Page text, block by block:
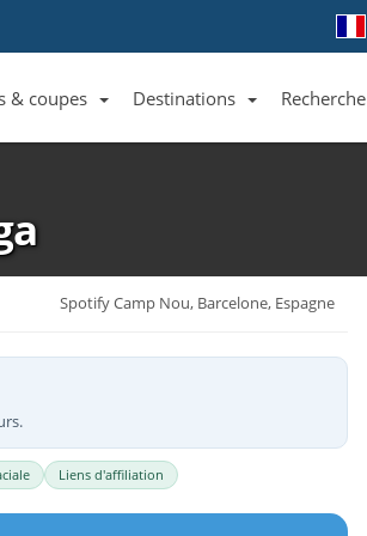
& coupes Destinations Recherche
Spotify Camp Nou, Barcelone, Espagne
Liens d'affiliation